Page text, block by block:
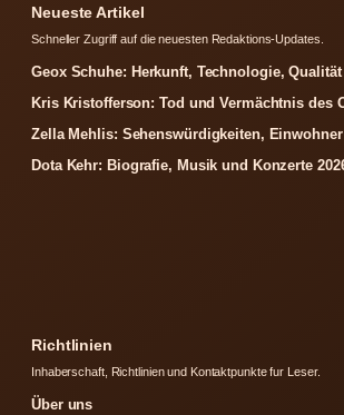
Neueste Artikel
Schneller Zugriff auf die neuesten Redaktions-Updates.
Geox Schuhe: Herkunft, Technologie,
Kris Kristofferson: Tod und Vermächtnis des
Zella Mehlis: Sehenswürdigkeiten,
Dota Kehr: Biografie, Musik und Konzerte
Richtlinien
Inhaberschaft, Richtlinien und Kontaktpunkte fur Leser.
Über uns